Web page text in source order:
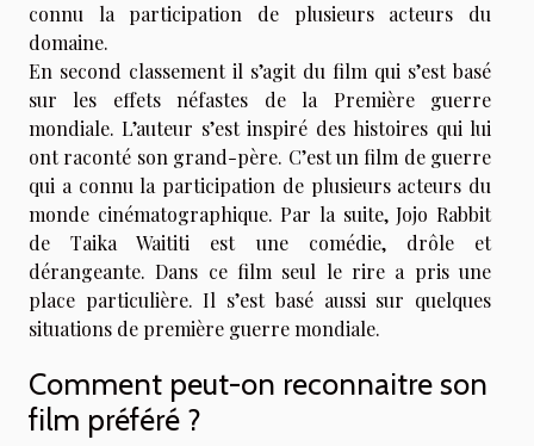
connu la participation de plusieurs acteurs du
domaine.
En second classement il s’agit du film qui s’est basé
sur les effets néfastes de la Première guerre
mondiale. L’auteur s’est inspiré des histoires qui lui
ont raconté son grand-père. C’est un film de guerre
qui a connu la participation de plusieurs acteurs du
monde cinématographique. Par la suite, Jojo Rabbit
de Taika Waititi est une comédie, drôle et
dérangeante. Dans ce film seul le rire a pris une
place particulière. Il s’est basé aussi sur quelques
situations de première guerre mondiale.
Comment peut-on reconnaitre son
film préféré ?